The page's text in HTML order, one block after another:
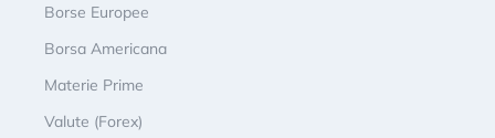
Borse Europee
Borsa Americana
Materie Prime
Valute (Forex)